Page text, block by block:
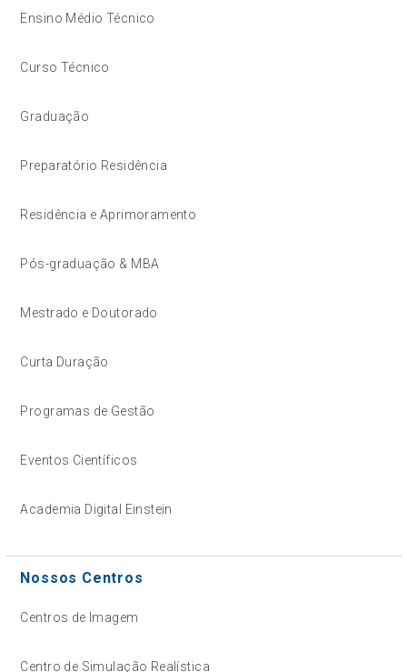
Ensino Médio Técnico
Curso Técnico
Graduação
Preparatório Residência
Residência e Aprimoramento
Pós-graduação & MBA
Mestrado e Doutorado
Curta Duração
Programas de Gestão
Eventos Científicos
Academia Digital Einstein
Nossos Centros
Centros de Imagem
Centro de Simulação Realística